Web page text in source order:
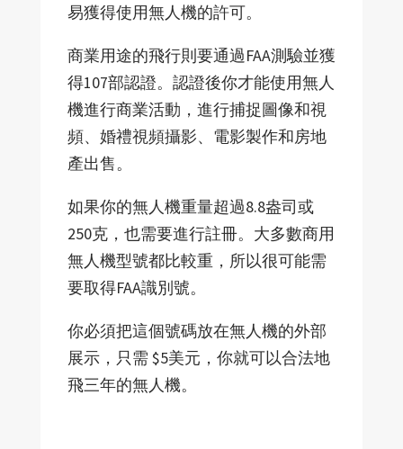
易獲得使用無人機的許可。
商業用途的飛行則要通過FAA測驗並獲
得107部認證。認證後你才能使用無人
機進行商業活動，進行捕捉圖像和視
頻、婚禮視頻攝影、電影製作和房地
產出售。
如果你的無人機重量超過8.8盎司或
250克，也需要進行註冊。大多數商用
無人機型號都比較重，所以很可能需
要取得FAA識別號。
你必須把這個號碼放在無人機的外部
展示，只需 $5美元，你就可以合法地
飛三年的無人機。